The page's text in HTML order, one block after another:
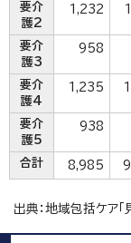
要介
護2
1,232
要介
護3
958
要介
護4
1,235
要介
護5
938
合計 8,985
出典：地域包括ケア